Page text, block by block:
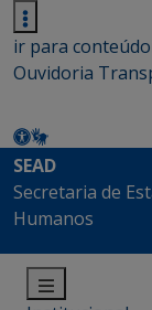
ir para conteúdo
Ouvidoria
SEAD
Secretaria de
Humanos